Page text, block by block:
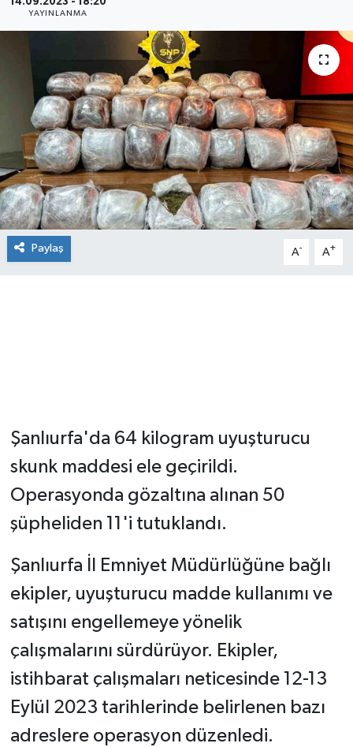
14.09.2023 - 18:20
YAYINLANMA
Paylaş A- A+
Şanlıurfa'da 64 kilogram uyuşturucu
skunk maddesi ele geçirildi.
Operasyonda gözaltına alınan 50
şüpheliden 11'i tutuklandı.
Şanlıurfa İl Emniyet Müdürlüğüne bağlı
ekipler, uyuşturucu madde kullanımı ve
satışını engellemeye yönelik
çalışmalarını sürdürüyor. Ekipler,
istihbarat çalışmaları neticesinde 12-13
Eylül 2023 tarihlerinde belirlenen bazı
adreslere operasyon düzenledi.